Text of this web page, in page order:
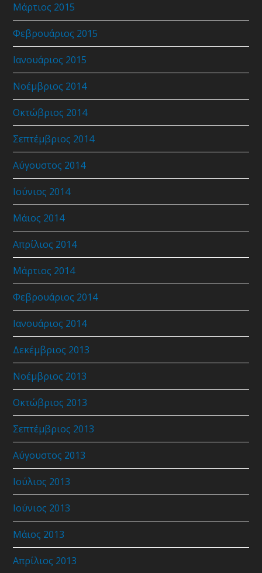
Μάρτιος 2015
Φεβρουάριος 2015
Ιανουάριος 2015
Νοέμβριος 2014
Οκτώβριος 2014
Σεπτέμβριος 2014
Αύγουστος 2014
Ιούνιος 2014
Μάιος 2014
Απρίλιος 2014
Μάρτιος 2014
Φεβρουάριος 2014
Ιανουάριος 2014
Δεκέμβριος 2013
Νοέμβριος 2013
Οκτώβριος 2013
Σεπτέμβριος 2013
Αύγουστος 2013
Ιούλιος 2013
Ιούνιος 2013
Μάιος 2013
Απρίλιος 2013